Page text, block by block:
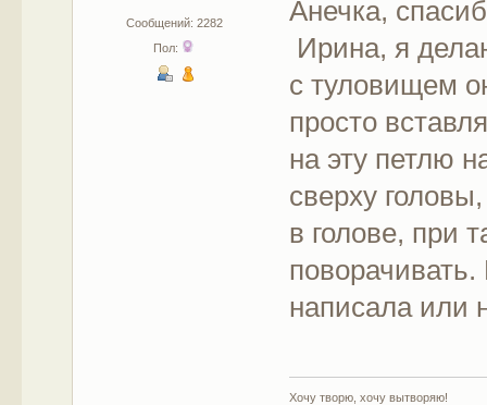
Сообщений: 2282
Пол:
Анечка,
Ирина, я
с туловищем
просто
на эту петлю
сверху
в голове, при
поворачивать.
написала или
Хочу творю, хочу вытворяю!